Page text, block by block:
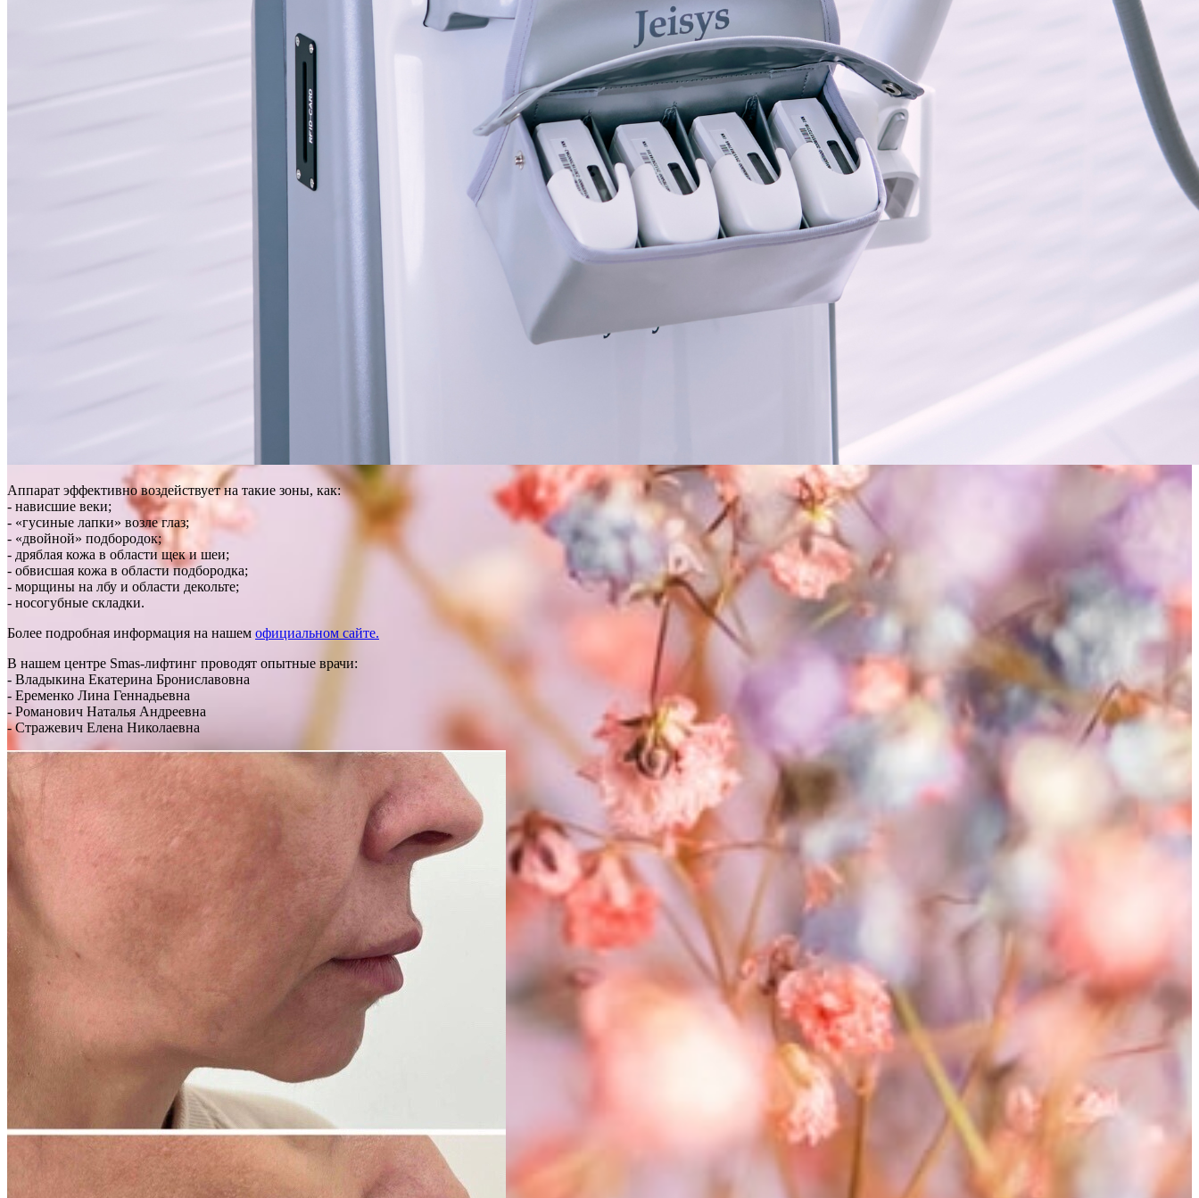
Аппарат эффективно воздействует на такие зоны, как:
- нависшие веки;
- «гусиные лапки» возле глаз;
- «двойной» подбородок;
- дряблая кожа в области щек и шеи;
- обвисшая кожа в области подбородка;
- морщины на лбу и области декольте;
- носогубные складки.
Более подробная информация на нашем официальном сайте.
В нашем центре Smas-лифтинг проводят опытные врачи:
- Владыкина Екатерина Брониславовна
- Еременко Лина Геннадьевна
- Романович Наталья Андреевна
- Стражевич Елена Николаевна